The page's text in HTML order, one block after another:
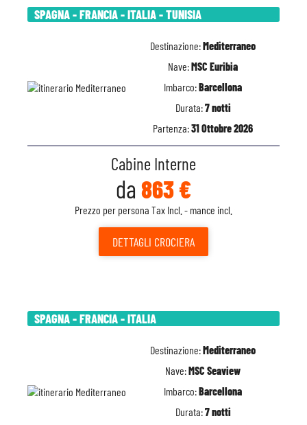
SPAGNA - FRANCIA - ITALIA - TUNISIA
Destinazione:Mediterraneo
Nave:MSC Euribia
Imbarco:Barcellona
Durata:7 notti
Partenza:31 Ottobre 2026
Cabine Interne
da 863 €
Prezzo per persona Tax Incl. - mance incl.
DETTAGLI CROCIERA
SPAGNA - FRANCIA - ITALIA
Destinazione:Mediterraneo
Nave:MSC Seaview
Imbarco:Barcellona
Durata:7 notti